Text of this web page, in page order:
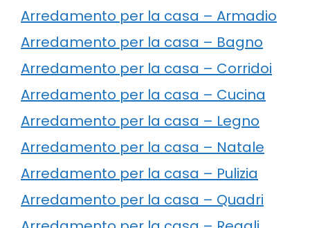
Arredamento per la casa – Armadio
Arredamento per la casa – Bagno
Arredamento per la casa – Corridoi
Arredamento per la casa – Cucina
Arredamento per la casa – Legno
Arredamento per la casa – Natale
Arredamento per la casa – Pulizia
Arredamento per la casa – Quadri